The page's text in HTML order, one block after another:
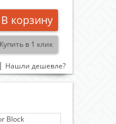
В корзину
Купить в 1 клик
| Нашли дешевле?
Block